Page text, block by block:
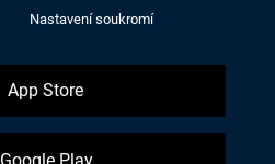
Nastavení soukromí
App Store